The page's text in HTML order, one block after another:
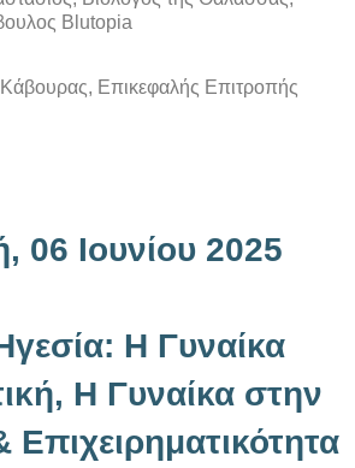
Blutopia
Επικεφαλής Επιτροπής
06 Ιουνίου 2025
Η Γυναίκα
Η Γυναίκα στην
Επιχειρηματικότητα